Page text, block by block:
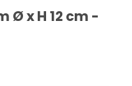
Ø x H 12 cm -